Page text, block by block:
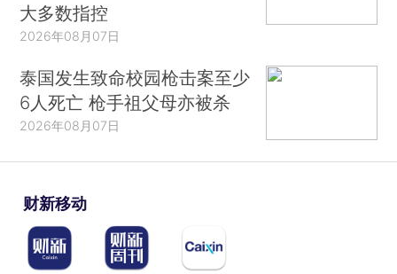
大多数指控
2026年08月07日
泰国发生致命校园枪击案至少
6人死亡 枪手祖父母亦被杀
2026年08月07日
财新移动